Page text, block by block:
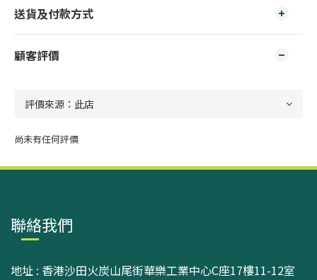
送貨及付款方式
顧客評價
尚未有任何評價
聯絡我們
地址 : 香港沙田火炭山尾街華樂工業中心C座17樓11-12室